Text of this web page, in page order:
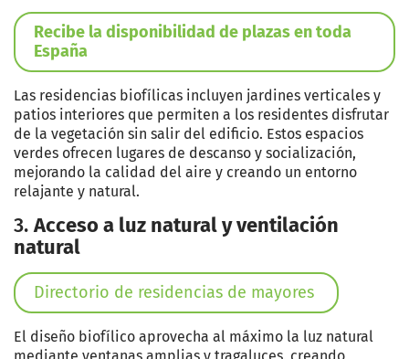
Recibe la disponibilidad de plazas en toda
España
Las residencias biofílicas incluyen jardines verticales y
patios interiores que permiten a los residentes disfrutar
de la vegetación sin salir del edificio. Estos espacios
verdes ofrecen lugares de descanso y socialización,
mejorando la calidad del aire y creando un entorno
relajante y natural.
3.Acceso a luz natural y ventilación
natural
Directorio de residencias de mayores
El diseño biofílico aprovecha al máximo la luz natural
mediante ventanas amplias y tragaluces, creando